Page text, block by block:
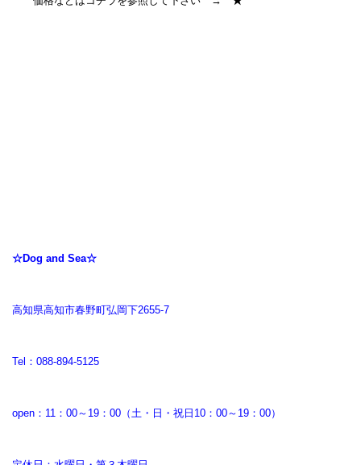
☆Dog and Sea☆
高知県高知市春野町弘岡下2655-7
Tel：088-894-5125
open：11：00～19：00（土・日・祝日10：00～19：00）